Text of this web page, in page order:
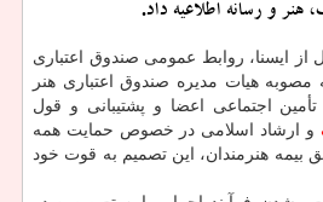
هنر و رسانه اطلاعیه داد.
ایسنا، روابط عمومی صندوق اعتباری
مصوبه هیات مدیره صندوق اعتباری هنر
اجتماعی اعضا و پشتیبانی و قول
و ارشاد اسلامی در خصوص حمایت همه
بیمه هنرمندان، این تصمیم به قوت خود